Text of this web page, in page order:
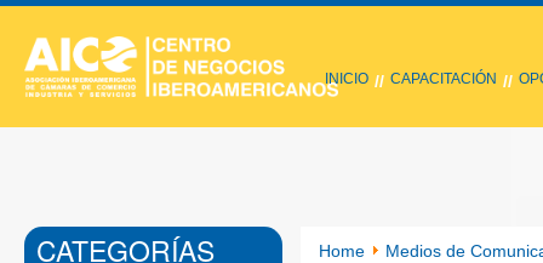
INICIO // CAPACITACIÓN //
CATEGORÍAS Home Medios de